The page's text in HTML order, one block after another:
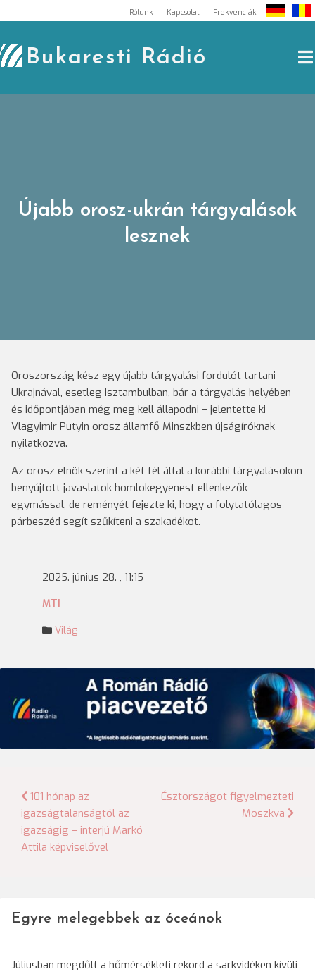
to
content
Rólunk Kapcsolat Frekvenciák
Bukaresti Rádió
Újabb orosz-ukrán tárgyalások
lesznek
Oroszország kész egy újabb tárgyalási fordulót tartani
Ukrajnával, esetleg Isztambulban, bár a tárgyalás helyében
és időpontjában még meg kell állapodni – jelentette ki
Vlagyimir Putyin orosz államfő Minszkben újságíróknak
nyilatkozva.
Az orosz elnök szerint a két fél által a korábbi tárgyalásokon
benyújtott javaslatok homlokegyenest ellenkezők
egymással, de reményét fejezte ki, hogy a folytatólagos
párbeszéd segít szűkíteni a szakadékot.
2025. június 28. , 11:15
MTI
Világ
Bejegyzés
navigáció
101 hónap az
igazságtalanságtól az
igazságig – interjú Markó
Attila képviselővel
Észtországot figyelmezteti
Moszkva
Egyre melegebbek az óceánok
Júliusban megdőlt a hőmérsékleti rekord a sarkvidéken kívüli